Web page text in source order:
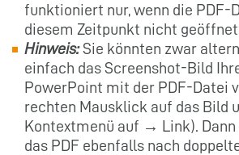
funktioniert nur, wenn die PDF-
diesem Zeitpunkt nicht
Hinweis:Sie könnten zwar
einfach das Screenshot-Bild
PowerPoint mit der PDF-Datei
rechten Mausklick auf das Bild
Kontextmenü auf → Link).
das PDF ebenfalls nach